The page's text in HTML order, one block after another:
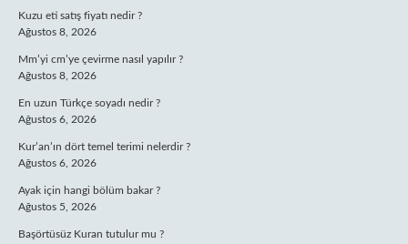
Kuzu eti satış fiyatı nedir ?
Ağustos 8, 2026
Mm’yi cm’ye çevirme nasıl yapılır ?
Ağustos 8, 2026
En uzun Türkçe soyadı nedir ?
Ağustos 6, 2026
Kur’an’ın dört temel terimi nelerdir ?
Ağustos 6, 2026
Ayak için hangi bölüm bakar ?
Ağustos 5, 2026
Başörtüsüz Kuran tutulur mu ?